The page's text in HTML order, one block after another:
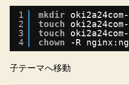
1
2
3
4
mkdir
touch
touch
chown
-R
子テーマへ移動